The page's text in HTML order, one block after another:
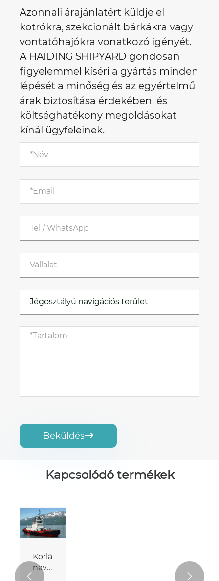
Azonnali árajánlatért küldje el
kotrókra, szekcionált bárkákra vagy
vontatóhajókra vonatkozó igényét.
A HAIDING SHIPYARD gondosan
figyelemmel kíséri a gyártás minden
lépését a minőség és az egyértelmű
árak biztosítása érdekében, és
költséghatékony megoldásokat
kínál ügyfeleinek.
Beküldés
Kapcsolódó termékek
Korlátlan
navigációs
terület
 